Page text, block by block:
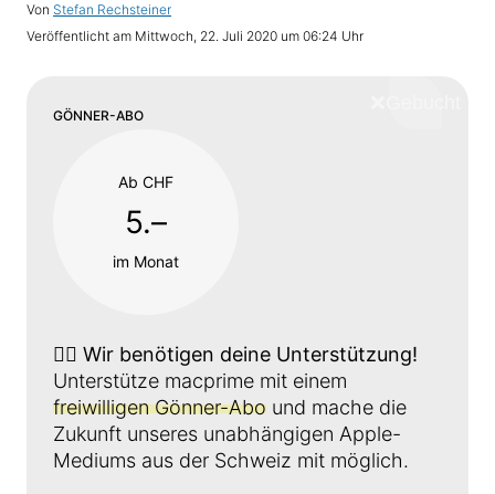
Von Stefan Rechsteiner
Veröffentlicht am Mittwoch, 22. Juli 2020 um 06:24 Uhr
GÖNNER-ABO
Ab CHF
5.–
im Monat
👉🏼 Wir benötigen deine Unterstützung!
Unterstütze macprime mit einem
freiwilligen Gönner-Abo und mache die
Zukunft unseres unabhängigen Apple-
Mediums aus der Schweiz mit möglich.